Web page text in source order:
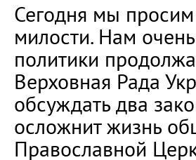
Сегодня мы
милости. Нам
политики
Верховная Рада
обсуждать два
осложнит жизнь
Православной